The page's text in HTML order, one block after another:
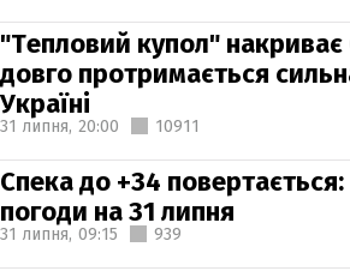
"Тепловий купол" накриває
довго протримається
Україні
31 липня, 20:00 10911
Спека до +34
погоди на 31 липня
31 липня, 09:15 939